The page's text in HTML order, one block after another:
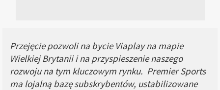
Przejęcie pozwoli na bycie Viaplay na mapie
Wielkiej Brytanii i na przyspieszenie naszego
rozwoju na tym kluczowym rynku. Premier Sports
ma lojalną bazę subskrybentów, ustabilizowane